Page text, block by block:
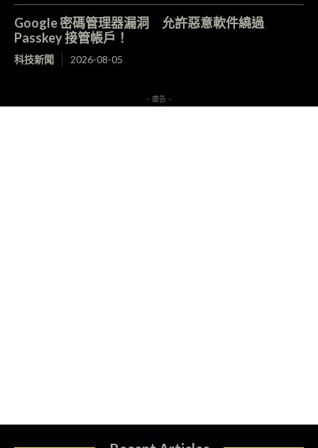
Google 密碼管理器漏洞 允許惡意軟件繞過
Passkey 接管帳戶！
科技新聞 2026-08-05
- 廣告 -